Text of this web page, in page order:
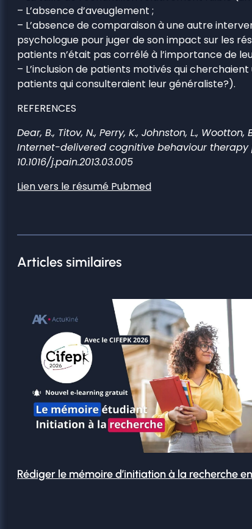
– L’absence d’aveuglement ;
– L’absence de comparaison à une autre
psychologue pour juger de son impact sur les
patients n’était pas corrélé à l’importance de
– L’inclusion de patients motivés qui
patients qui consulteraient leur généraliste?).
REFERENCES
Dear, B., Titov, N., Perry, K., Johnston, L.,
Internet-delivered cognitive behaviour therapy
10.1016/j.pain.2013.03.005
Lien vers le résumé Pubmed
Articles similaires
Rédiger le mémoire d’initiation à la recherche